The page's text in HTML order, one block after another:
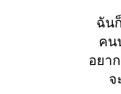
ฉัน
คน
อยา
จ